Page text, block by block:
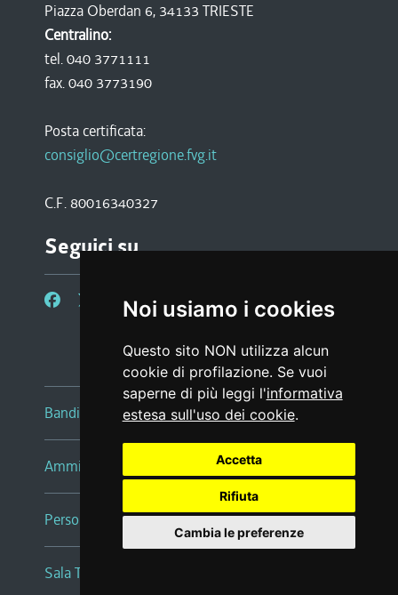
Noi usiamo i cookies
Questo sito NON utilizza alcun
cookie di profilazione. Se vuoi
saperne di più leggi l'informativa
estesa sull'uso dei cookie.
Accetta
Rifiuta
Cambia le preferenze
Piazza Oberdan 6, 34133 TRIESTE
Centralino:
tel. 040 3771111
fax. 040 3773190
Posta certificata:
consiglio@certregione.fvg.it
C.F. 80016340327
Seguici su
Bandi e avvisi
Amministrazione trasparente
Persone e Uffici
Sala Tiziano Tessitori